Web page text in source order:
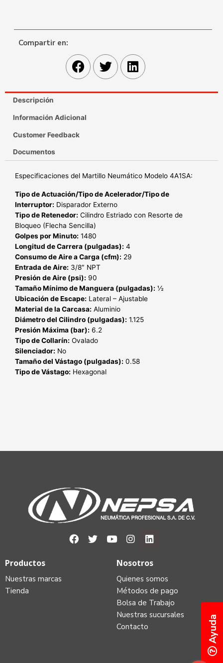
Ayuda
Compartir en:
Descripción
Información Adicional
Customer Feedback
Documentos
Especificaciones del Martillo Neumático Modelo 4A1SA:
Tipo de Actuación/Tipo de Acelerador/Tipo de
Interruptor: Disparador Externo
Tipo de Retenedor: Cilindro Estriado con Resorte de
Bloqueo (Flecha Sencilla)
Golpes por Minuto: 1480
Longitud de Carrera (pulgadas): 4
Consumo de Aire a Carga (cfm): 29
Entrada de Aire: 3/8″ NPT
Presión de Aire (psi): 90
Tamaño Mínimo de Manguera (pulgadas): ½
Ubicación de Escape: Lateral – Ajustable
Material de la Carcasa: Aluminio
Diámetro del Cilindro (pulgadas): 1.125
Presión Máxima (bar): 6.2
Tipo de Collarín: Ovalado
Silenciador: No
Tamaño del Vástago (pulgadas): 0.58
Tipo de Vástago: Hexagonal
Nosotros
Quienes somos
Métodos de pago
Bolsa de Trabajo
Nuestras sucursales
Contacto
Productos
Nuestras marcas
Tienda